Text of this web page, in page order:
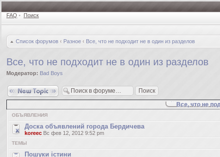
FAQ • Поиск
Список форумов ‹ Разное ‹ Все, что не подходит не в один из разделов
Все, что не подходит не в один из разделов
Модератор: Bad Boys
Новая тема
Все, что не
ОБЪЯВЛЕНИЯ
Доска объявлений города Бердичева
koreec Вс фев 12, 2012 9:52 pm
ТЕМЫ
Пошуки істини